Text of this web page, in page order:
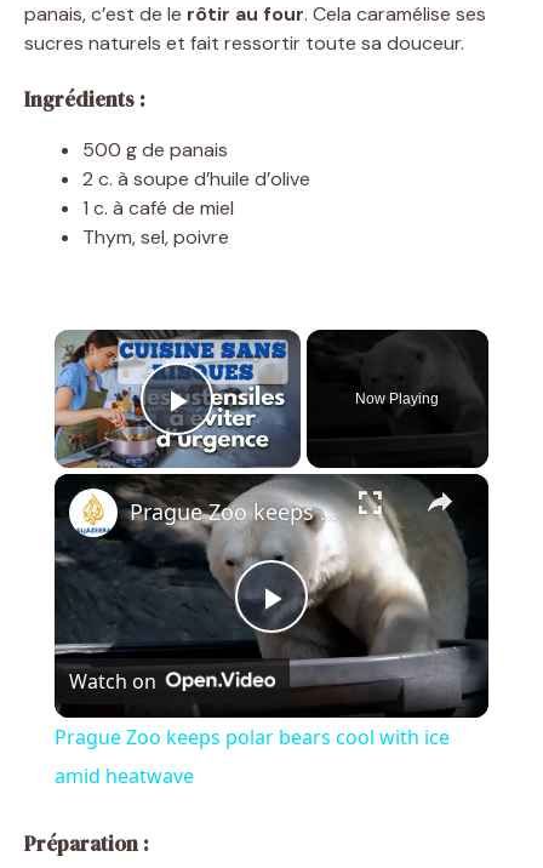
panais, c’est de le rôtir au four. Cela caramélise ses
sucres naturels et fait ressortir toute sa douceur.
Ingrédients :
500 g de panais
2 c. à soupe d’huile d’olive
1 c. à café de miel
Thym, sel, poivre
×
Play Video
Now Playing
×
P
l
Prague Zoo keeps polar bears cool with ice amid heatwave
Watch on
Prague Zoo keeps polar bears cool with ice
amid heatwave
Préparation :